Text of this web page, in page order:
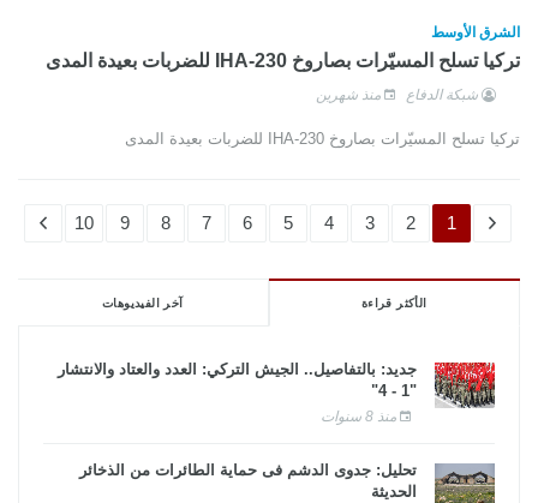
الشرق الأوسط
تركيا تسلح المسيّرات بصاروخ IHA-230 للضربات بعيدة المدى
شبكة الدفاع منذ شهرين
تركيا تسلح المسيّرات بصاروخ IHA-230 للضربات بعيدة المدى
1
2
3
4
5
6
7
8
9
10
الأكثر قراءة آخر الفيديوهات
جديد: بالتفاصيل.. الجيش التركي: العدد والعتاد والانتشار
"1 - 4"
منذ 8 سنوات
تحليل: جدوى الدشم فى حماية الطائرات من الذخائر
الحديثة